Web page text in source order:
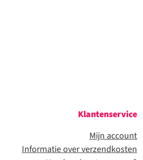
Klantenservice
Mijn account
Informatie over verzendkosten